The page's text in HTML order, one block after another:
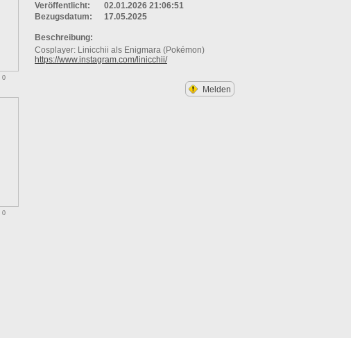
Veröffentlicht:
02.01.2026 21:06:51
Bezugsdatum:
17.05.2025
Beschreibung:
Cosplayer: Linicchii als Enigmara (Pokémon)
https://www.instagram.com/linicchii/
Melden
0
0